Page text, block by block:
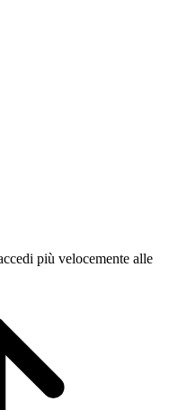
più velocemente alle